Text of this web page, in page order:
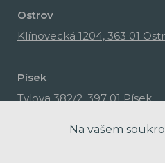
Ostrov
Klínovecká 1204, 363 01
Písek
Tylova 382/2, 397 01 Písek
Na vašem